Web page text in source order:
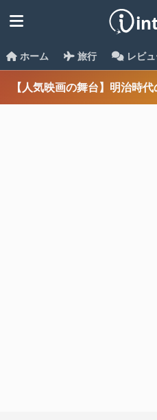
ホーム 旅行 レビ
【人気映画の舞台】明治時